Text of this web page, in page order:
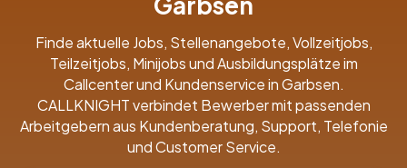
Finde aktuelle Jobs, Stellenangebote, Vollzeitjobs,
Teilzeitjobs, Minijobs und Ausbildungsplätze im
Callcenter und Kundenservice in Garbsen.
CALLKNIGHT verbindet Bewerber mit passenden
Arbeitgebern aus Kundenberatung, Support, Telefonie
und Customer Service.